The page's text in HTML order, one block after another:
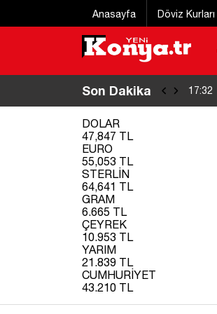
Anasayfa Döviz Kurları
Son Dakika 17:09
DOLAR
47,847 TL
EURO
55,053 TL
STERLİN
64,641 TL
GRAM
6.665 TL
ÇEYREK
10.953 TL
YARIM
21.839 TL
CUMHURİYET
43.210 TL